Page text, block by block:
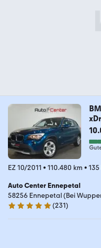
EZ 10/2011 • 110.480 km • 135
Auto Center Ennepetal
58256 Ennepetal (Bei
5 Sterne
(231)